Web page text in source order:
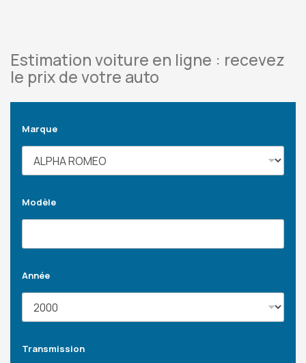
Estimation voiture en ligne : recevez
le prix de votre auto
Marque
Modèle
Année
Transmission